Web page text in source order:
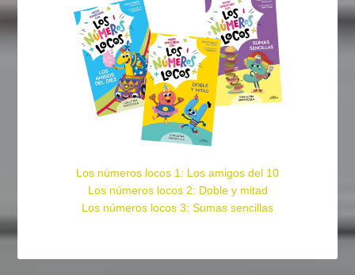
Los números locos 1: Los amigos del 10
Los números locos 2: Doble y mitad
Los números locos 3: Sumas sencillas